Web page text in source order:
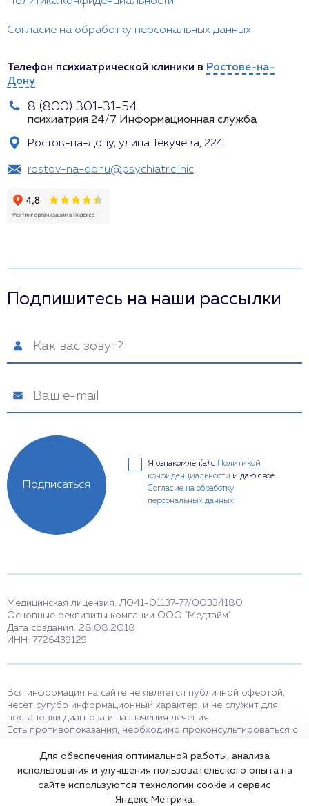
Согласие на обработку персональных данных
Телефон психиатрической клиники в Ростове-на-
Дону
8 (800) 301-31-54
психиатрия 24/7 Информационная служба
Ростов-на-Дону, улица Текучёва, 224
rostov-na-donu@psychiatr.clinic
Подпишитесь на наши рассылки
Я ознакомлен(а) с
Политикой
конфиденциальности и даю свое
Согласие на обработку
персональных данных
Подписаться
Медицинская лицензия: Л041-01137-77/00334180
Основные реквизиты компании ООО "Медтайм"
Дата создания: 28.08.2018
ИНН: 7726439129
Вся информация на сайте не является публичной офертой,
несёт сугубо информационный характер, и не служит для
постановки диагноза и назначения лечения.
Есть противопоказания, необходимо проконсультироваться с
мессенджерам и в соцсетях носят исключительно
информационный характер и не являются медицинскими
услугами.
Оставаясь на сайте вы соглашаетесь на использование cookies.
Для обеспечения оптимальной работы, анализа
использования и улучшения пользовательского опыта на
сайте используются технологии cookie и сервис
Яндекс.Метрика.